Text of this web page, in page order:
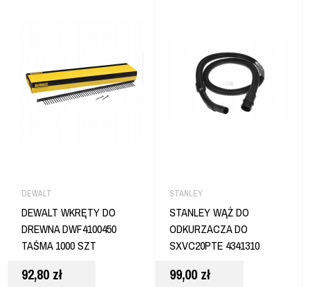
DEWALT
DEWALT WKRĘTY DO
DREWNA DWF4100450
TAŚMA 1000 SZT
92,80 zł
STANLEY
STANLEY WĄŻ DO
ODKURZACZA DO
SXVC20PTE 4341310
99,00 zł